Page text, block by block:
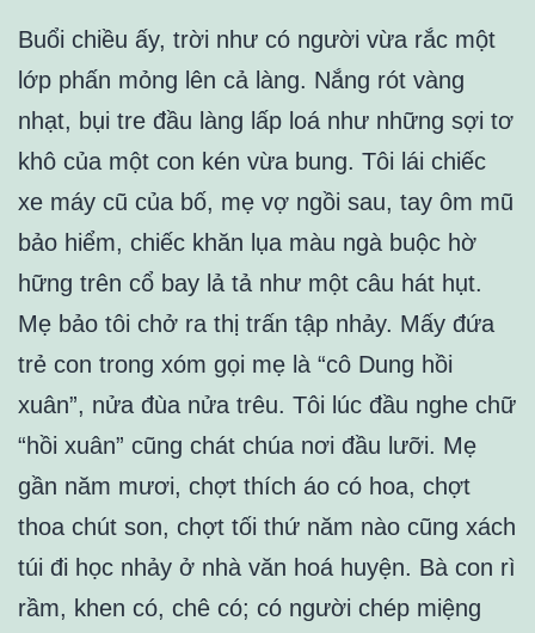
Buổi chiều ấy, trời như có người vừa rắc một
lớp phấn mỏng lên cả làng. Nắng rót vàng
nhạt, bụi tre đầu làng lấp loá như những sợi tơ
khô của một con kén vừa bung. Tôi lái chiếc
xe máy cũ của bố, mẹ vợ ngồi sau, tay ôm mũ
bảo hiểm, chiếc khăn lụa màu ngà buộc hờ
hững trên cổ bay lả tả như một câu hát hụt.
Mẹ bảo tôi chở ra thị trấn tập nhảy. Mấy đứa
trẻ con trong xóm gọi mẹ là “cô Dung hồi
xuân”, nửa đùa nửa trêu. Tôi lúc đầu nghe chữ
“hồi xuân” cũng chát chúa nơi đầu lưỡi. Mẹ
gần năm mươi, chợt thích áo có hoa, chợt
thoa chút son, chợt tối thứ năm nào cũng xách
túi đi học nhảy ở nhà văn hoá huyện. Bà con rì
rầm, khen có, chê có; có người chép miệng